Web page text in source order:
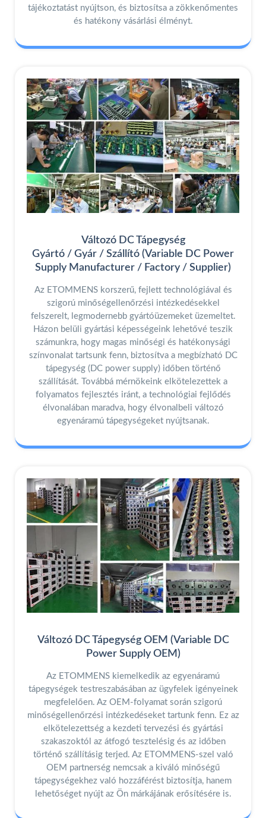
tájékoztatást nyújtson, és biztosítsa a zökkenőmentes
és hatékony vásárlási élményt.
Változó DC Tápegység
Gyártó / Gyár / Szállító (Variable DC Power
Supply Manufacturer / Factory / Supplier)
Az ETOMMENS korszerű, fejlett technológiával és
szigorú minőségellenőrzési intézkedésekkel
felszerelt, legmodernebb gyártóüzemeket üzemeltet.
Házon belüli gyártási képességeink lehetővé teszik
számunkra, hogy magas minőségi és hatékonysági
színvonalat tartsunk fenn, biztosítva a megbízható DC
tápegység (DC power supply) időben történő
szállítását. Továbbá mérnökeink elkötelezettek a
folyamatos fejlesztés iránt, a technológiai fejlődés
élvonalában maradva, hogy élvonalbeli változó
egyenáramú tápegységeket nyújtsanak.
Változó DC Tápegység OEM (Variable DC
Power Supply OEM)
Az ETOMMENS kiemelkedik az egyenáramú
tápegységek testreszabásában az ügyfelek igényeinek
megfelelően. Az OEM-folyamat során szigorú
minőségellenőrzési intézkedéseket tartunk fenn. Ez az
elkötelezettség a kezdeti tervezési és gyártási
szakaszoktól az átfogó tesztelésig és az időben
történő szállításig terjed. Az ETOMMENS-szel való
OEM partnerség nemcsak a kiváló minőségű
tápegységekhez való hozzáférést biztosítja, hanem
lehetőséget nyújt az Ön márkájának erősítésére is.